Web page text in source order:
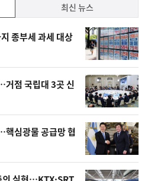
최신 뉴스
종부세 과세 대상
점 국립대 3곳 신
핵심광물 공급망 협